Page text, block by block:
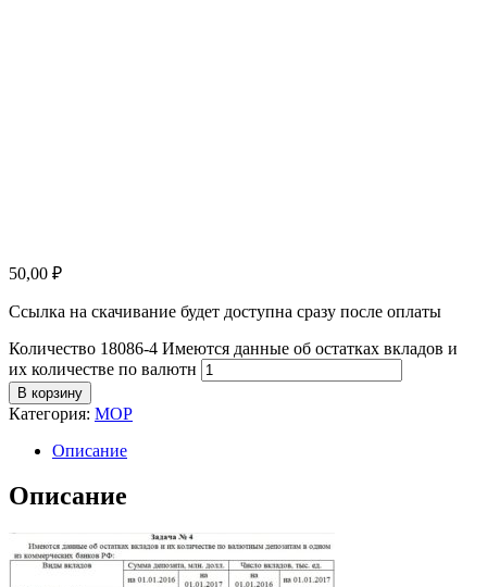
50,00 ₽
Ссылка на скачивание будет доступна сразу после оплаты
Количество 18086-4 Имеются данные об остатках вкладов и
их количестве по валютн
В корзину
Категория: МОР
Описание
Описание